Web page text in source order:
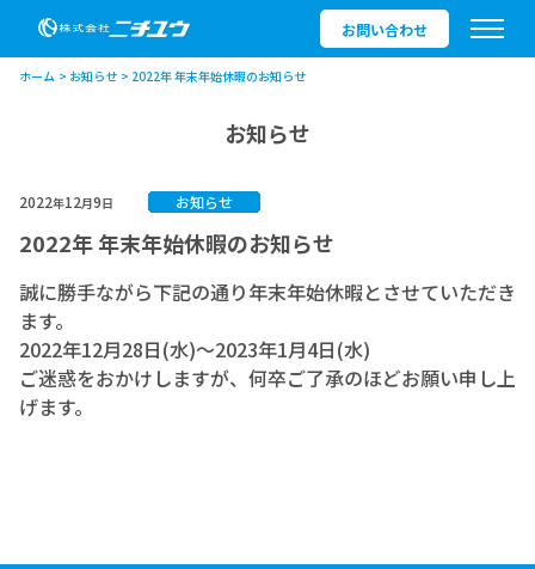
お問い合わせ
ホーム お知らせ 2022年 年末年始休暇のお知らせ
お知らせ
2022年12月9日 お知らせ
2022年 年末年始休暇のお知らせ
誠に勝手ながら下記の通り年末年始休暇とさせていただき
ます。
2022年12月28日(水)～2023年1月4日(水)
ご迷惑をおかけしますが、何卒ご了承のほどお願い申し上
げます。